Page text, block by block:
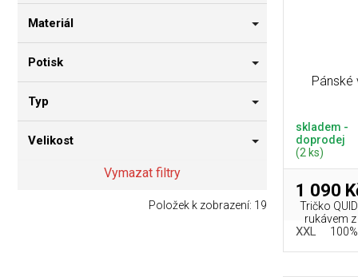
Materiál
Potisk
Typ
Velikost
Vymazat filtry
Položek k zobrazení: 19
Pánské
skladem -
doprodej
(2 ks)
1 090
Tričko
rukávem z
XXL